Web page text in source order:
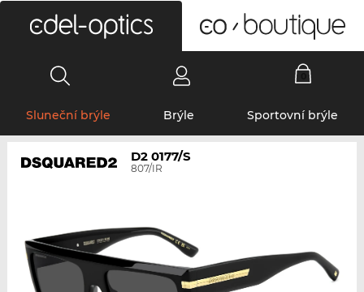
Sluneční brýle Brýle Sportovní brýle
D2 0177/S
807/IR